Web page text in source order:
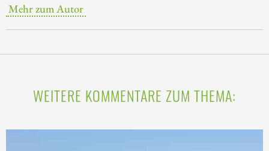
Mehr zum Autor
WEITERE KOMMENTARE ZUM THEMA: